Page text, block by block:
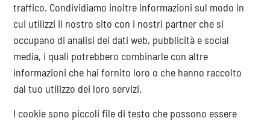
traffico. Condividiamo inoltre informazioni sul modo in
cui utilizzi il nostro sito con i nostri partner che si
occupano di analisi dei dati web, pubblicità e social
media, i quali potrebbero combinarle con altre
informazioni che hai fornito loro o che hanno raccolto
dal tuo utilizzo dei loro servizi.
I cookie sono piccoli file di testo che possono essere